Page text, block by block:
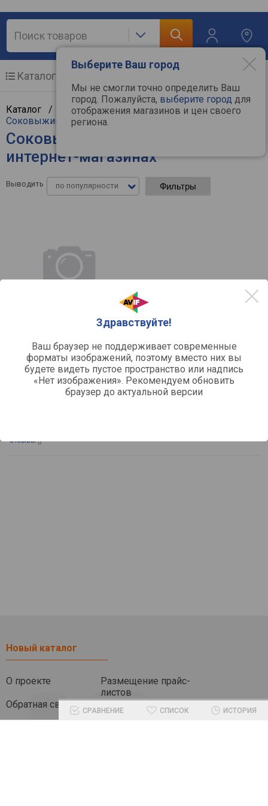
Выберите Ваш город
Мы не смогли точно определить Ваш
город. Пожалуйста, выберите город для
отображения магазинов и цен своего
региона.
Здравствуйте!
Ваш браузер не поддерживает современные
форматы изображений, поэтому вместо них вы
будете видеть пустое пространство или надпись
«Нет изображения». Рекомендуем обновить
браузер до актуальной версии
Каталог
Каталог / Мелкая бытовая техника/ Кухня/
Соковыжималки
Соковыжималки HARPER - цены в
интернет-магазинах
Выводить по популярности Фильтры
сравнить
HARPER HJE-S01
шнековая
Объем резервуара для сока: 0.6
Отзывы 0
Новый каталог
О проекте
Обратная связь
Размещение прайс-
листов
СРАВНЕНИЕ СПИСОК ИСТОРИЯ